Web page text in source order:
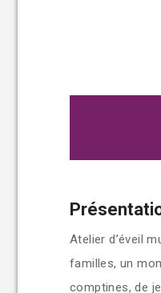
Atelier d’éveil
familles, un
comptines, de